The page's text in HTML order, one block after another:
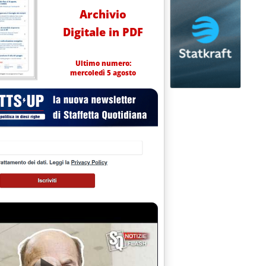
prezzi carburanti del Mimit ed elaborati dalla Staffetta
Archivio
Digitale in PDF
Ultimo numero:
mercoledì 5 agosto